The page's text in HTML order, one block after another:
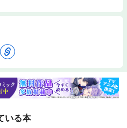
とともに解き明かしていく。さらに、・
具体的なエピソードとともに、驚くほど
な知的興奮と実用性を兼ね備えた一冊。
脳を壊すのか・なぜ、現代人は休めなく
。それは、脳の機能を最大限に引き出し、
戻すための「積極的な技術」なのである。
タルヘルス――。疲れ切った脳を回復さ
いる本